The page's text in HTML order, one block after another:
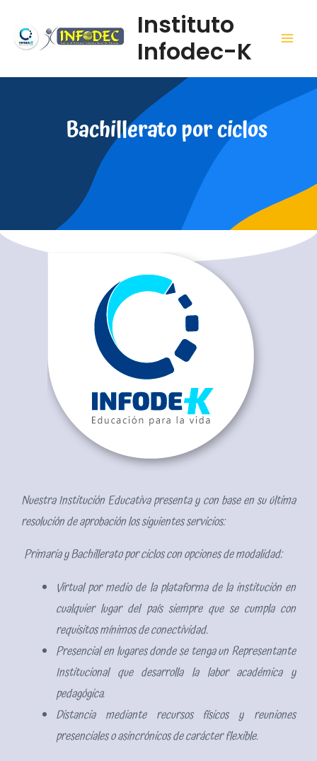
Instituto
Infodec-K
Bachillerato por ciclos
Nuestra Institución Educativa presenta y con base en su última
resolución de aprobación los siguientes servicios:
Primaria y Bachillerato por ciclos con opciones de modalidad:
Virtual por medio de la plataforma de la institución en
cualquier lugar del país siempre que se cumpla con
requisitos mínimos de conectividad.
Presencial en lugares donde se tenga un Representante
Institucional que desarrolla la labor académica y
pedagógica.
Distancia mediante recursos físicos y reuniones
presenciales o asincrónicos de carácter flexible.